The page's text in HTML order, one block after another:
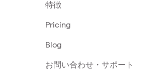
特徴
Pricing
Blog
お問い合わせ・サポート